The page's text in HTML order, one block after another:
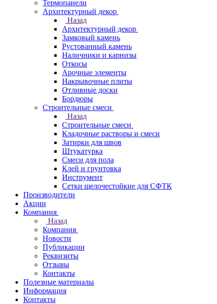
Термопанели
Архитектурный декор
Назад
Архитектурный декор
Замковый камень
Рустованный камень
Наличники и карнизы
Откосы
Арочные элементы
Накрывочные плиты
Отливные доски
Бордюры
Строительные смеси
Назад
Строительные смеси
Кладочные растворы и смеси
Затирки для швов
Штукатурка
Смеси для пола
Клей и грунтовка
Инструмент
Сетки щелочестойкие для СФТК
Производители
Акции
Компания
Назад
Компания
Новости
Публикации
Реквизиты
Отзывы
Контакты
Полезные материалы
Информация
Контакты